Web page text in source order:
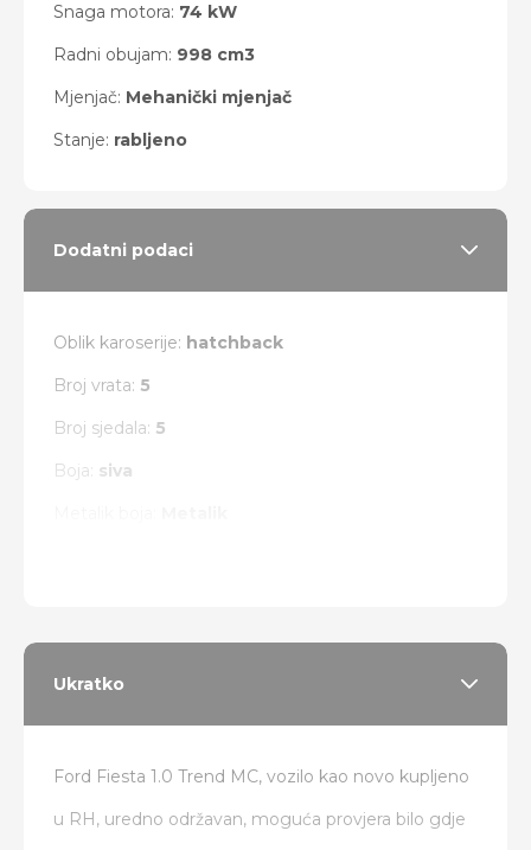
Snaga motora: 74 kW
Radni obujam: 998 cm3
Mjenjač: Mehanički mjenjač
Stanje: rabljeno
Dodatni podaci
Oblik karoserije: hatchback
Broj vrata: 5
Broj sjedala: 5
Boja: siva
Ukratko
Ford Fiesta 1.0 Trend MC, vozilo kao novo kupljeno
u RH, uredno održavan, moguća provjera bilo gdje